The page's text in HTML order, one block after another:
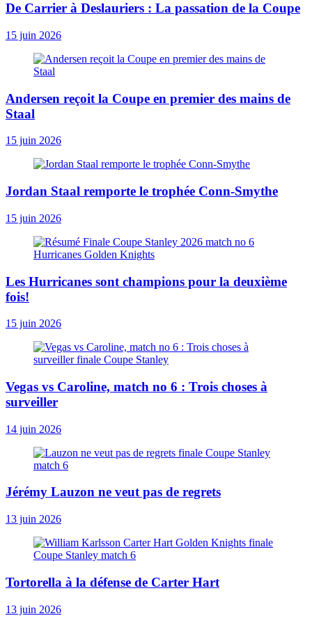
De Carrier à Deslauriers : La passation de la Coupe
15 juin 2026
Andersen reçoit la Coupe en premier des mains de
Staal
15 juin 2026
Jordan Staal remporte le trophée Conn-Smythe
15 juin 2026
Les Hurricanes sont champions pour la deuxième
fois!
15 juin 2026
Vegas vs Caroline, match no 6 : Trois choses à
surveiller
14 juin 2026
Jérémy Lauzon ne veut pas de regrets
13 juin 2026
Tortorella à la défense de Carter Hart
13 juin 2026